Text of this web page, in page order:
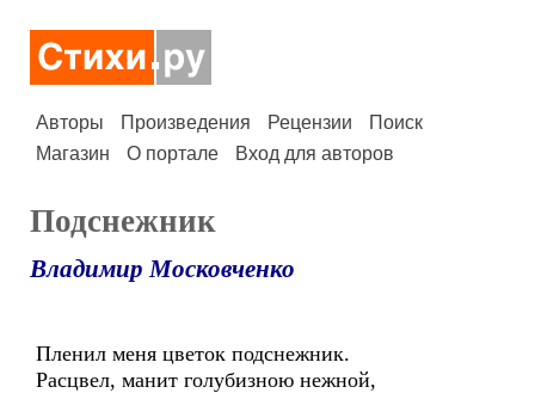
Авторы Произведения Рецензии
Поиск
Магазин
О портале Вход для авторов
Подснежник
Владимир Московченко
Пленил меня цветок подснежник.
Расцвел, манит голубизною нежной,